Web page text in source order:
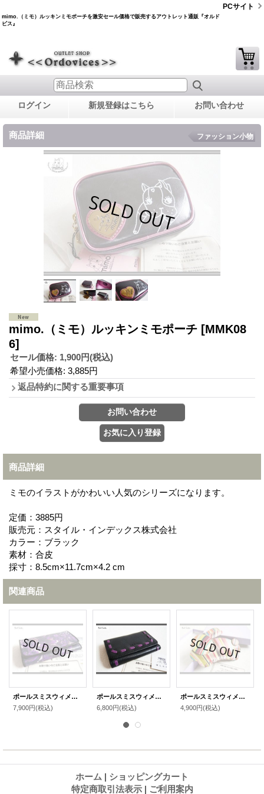
mimo.（ミモ）ルッキンミモポーチを激安セール価格で販売するアウトレット通販『オルド
ビス』
PCサイト
ログイン 新規登録はこちら お問い合わせ
商品詳細 ファッション小物
mimo.（ミモ）ルッキンミモポーチ [MMK08
6]
セール価格: 1,900円(税込)
希望小売価格: 3,885円
返品特約に関する重要事項
商品詳細
ミモのイラストがかわいい人気のシリーズになります。
定価：3885円
販売元：スタイル・インデックス株式会社
カラー：ブラック
素材：合皮
採寸：8.5cm×11.7cm×4.2 cm
関連商品
ポールスミスウィメンゴードキーケース
7,900円(税込)
ポールスミスウィメンゴードステッチキーケース
6,800円(税込)
ポールスミスウィメンマルチストライプスワール小銭入れ
4,900円(税込)
ホーム | ショッピングカート
特定商取引法表示 | ご利用案内